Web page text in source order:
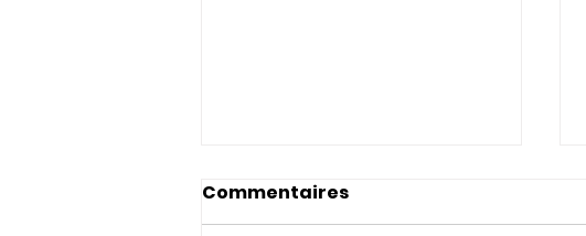
Commentaires